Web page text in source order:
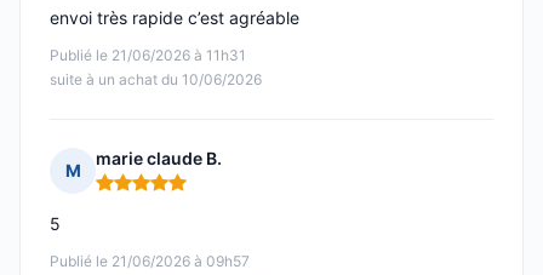
Publié le 21/06/2026 à 11h31
suite à un achat du 10/06/2026
envoi très rapide c’est agréable
M
marie claude B.
Note : 5 sur 5
Publié le 21/06/2026 à 09h57
5